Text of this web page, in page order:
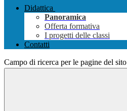
Didattica
Panoramica
Offerta formativa
I progetti delle classi
Contatti
Campo di ricerca per le pagine del sito